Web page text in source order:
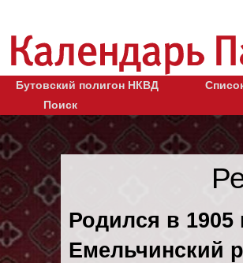
Бутовский полигон НКВД
Поиск
Родился в 1905
Емельчинский